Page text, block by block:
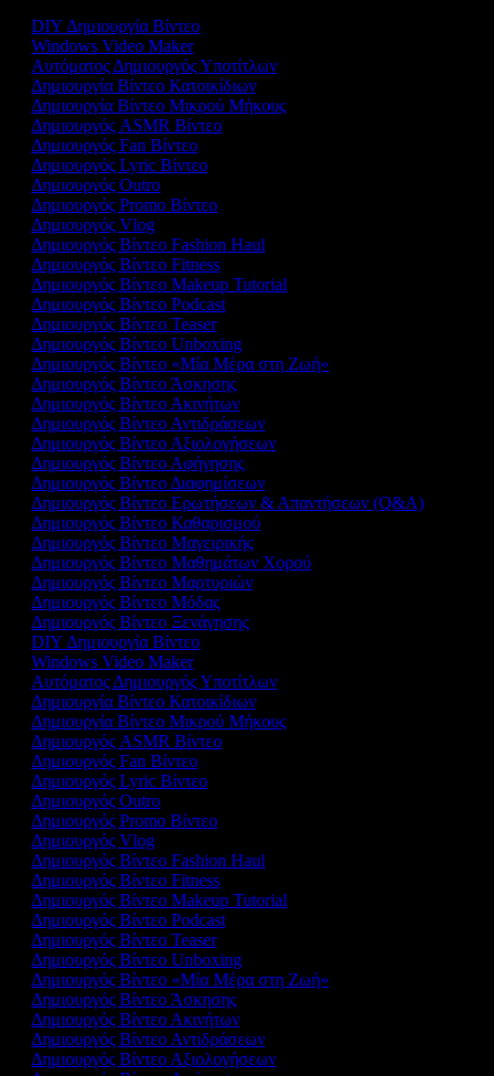
DIY Δημιουργία Βίντεο
Windows Video Maker
Αυτόματος Δημιουργός Υποτίτλων
Δημιουργία Βίντεο Κατοικίδιων
Δημιουργία Βίντεο Μικρού Μήκους
Δημιουργός ASMR Βίντεο
Δημιουργός Fan Βίντεο
Δημιουργός Lyric Βίντεο
Δημιουργός Outro
Δημιουργός Promo Βίντεο
Δημιουργός Vlog
Δημιουργός Βίντεο Fashion Haul
Δημιουργός Βίντεο Fitness
Δημιουργός Βίντεο Makeup Tutorial
Δημιουργός Βίντεο Podcast
Δημιουργός Βίντεο Teaser
Δημιουργός Βίντεο Unboxing
Δημιουργός Βίντεο «Μία Μέρα στη Ζωή»
Δημιουργός Βίντεο Άσκησης
Δημιουργός Βίντεο Ακινήτων
Δημιουργός Βίντεο Αντιδράσεων
Δημιουργός Βίντεο Αξιολογήσεων
Δημιουργός Βίντεο Αφήγησης
Δημιουργός Βίντεο Διαφημίσεων
Δημιουργός Βίντεο Ερωτήσεων & Απαντήσεων (Q&A)
Δημιουργός Βίντεο Καθαρισμού
Δημιουργός Βίντεο Μαγειρικής
Δημιουργός Βίντεο Μαθημάτων Χορού
Δημιουργός Βίντεο Μαρτυριών
Δημιουργός Βίντεο Μόδας
Δημιουργός Βίντεο Ξενάγησης
DIY Δημιουργία Βίντεο
Windows Video Maker
Αυτόματος Δημιουργός Υποτίτλων
Δημιουργία Βίντεο Κατοικίδιων
Δημιουργία Βίντεο Μικρού Μήκους
Δημιουργός ASMR Βίντεο
Δημιουργός Fan Βίντεο
Δημιουργός Lyric Βίντεο
Δημιουργός Outro
Δημιουργός Promo Βίντεο
Δημιουργός Vlog
Δημιουργός Βίντεο Fashion Haul
Δημιουργός Βίντεο Fitness
Δημιουργός Βίντεο Makeup Tutorial
Δημιουργός Βίντεο Podcast
Δημιουργός Βίντεο Teaser
Δημιουργός Βίντεο Unboxing
Δημιουργός Βίντεο «Μία Μέρα στη Ζωή»
Δημιουργός Βίντεο Άσκησης
Δημιουργός Βίντεο Ακινήτων
Δημιουργός Βίντεο Αντιδράσεων
Δημιουργός Βίντεο Αξιολογήσεων